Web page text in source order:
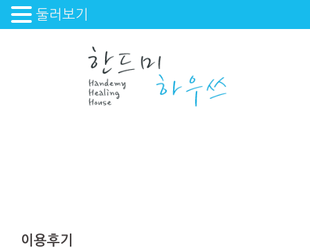
이용후기
둘러보기